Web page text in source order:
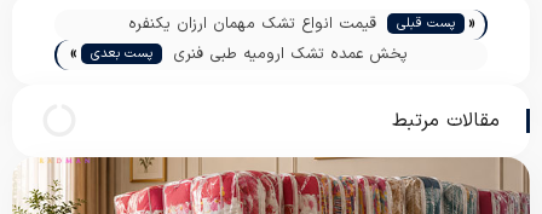
« پست قبلی
قیمت انواع تشک مهمان ارزان یکنفره
پخش عمده تشک ارومیه طبی فنری
پست بعدی »
مقالات مرتبط